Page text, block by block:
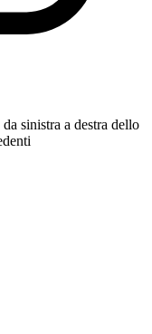
sinistra a destra dello